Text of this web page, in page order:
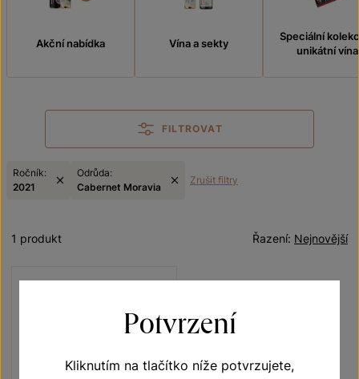
Akční nabídka Vína a sekty
Speciální
unikátní vína
FILTROVAT
Ročník:
2021
Odrůda:
Cabernet Moravia
Zrušit filtry
Nejnovější
Řazení:
1 produkt
Potvrzení
Kliknutím na tlačítko níže potvrzujete,